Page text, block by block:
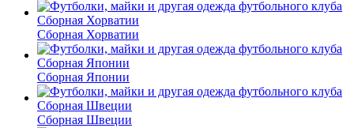
Сборная Хорватии
Сборная Японии
Сборная Швеции